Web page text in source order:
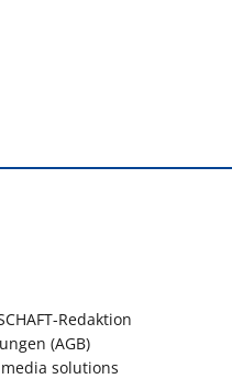
Redaktion
(AGB)
solutions